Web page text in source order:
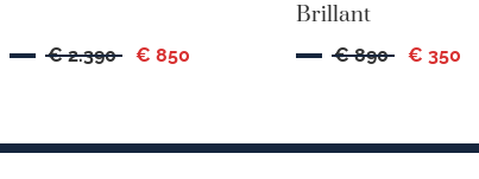
€ 2.390 € 850
Brillant
€ 890 € 350